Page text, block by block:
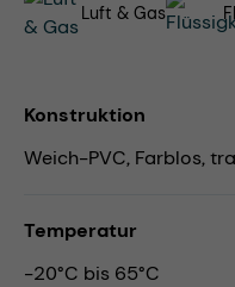
Luft & Gas
Konstruktion
Weich-PVC, Farblos,
Temperatur
-20°C bis 65°C